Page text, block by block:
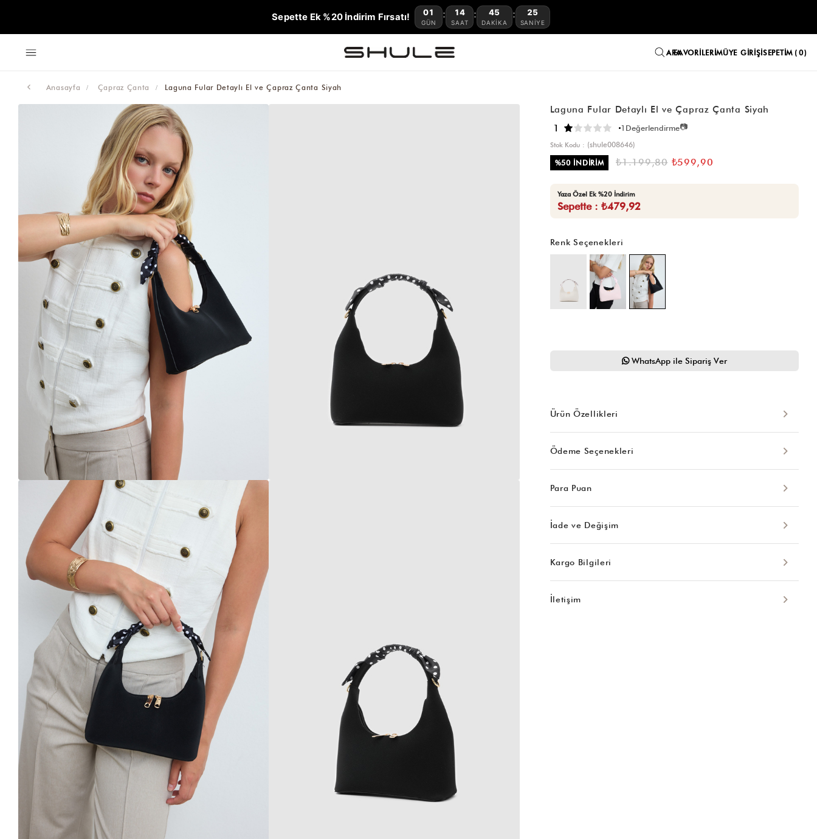
Sepette Ek %20 İndirim Fırsatı! 01
GÜN
: 14
SAAT
: 45
DAKIKA
: 24
SANIYE
FAVORILERIMÜYE GIRIŞISEPETIM 0
Anasayfa Çapraz Çanta Laguna Fular Detaylı El ve Çapraz Çanta Siyah
Laguna Fular Detaylı El ve Çapraz Çanta Siyah
1 1 Değerlendirme📷
Stok Kodu
(shule008646)
%50İNDIRIM ₺1.199,80 ₺599,90
Yaza Özel Ek %20 İndirim
Sepette : ₺479,92
Renk Seçenekleri
WhatsApp ile Sipariş Ver
Ürün Özellikleri
Ödeme Seçenekleri
Para Puan
İade ve Değişim
Kargo Bilgileri
İletişim